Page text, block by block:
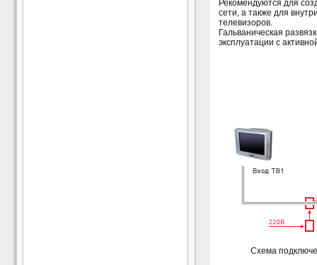
Рекомендуются для
сети, а также для
телевизоров.
Гальваническая
эксплуатации с
Схема